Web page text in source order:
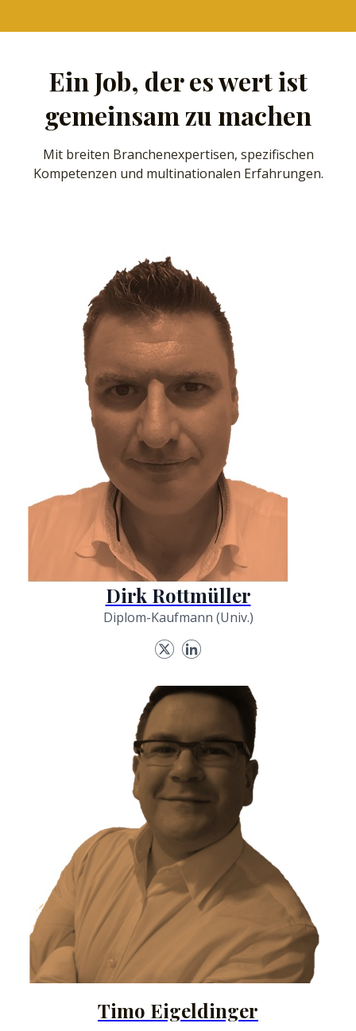
Ein Job, der es wert ist
gemeinsam zu machen
Mit breiten Branchenexpertisen, spezifischen
Kompetenzen und multinationalen Erfahrungen.
Dirk Rottmüller
Diplom-Kaufmann (Univ.)
Timo Eigeldinger